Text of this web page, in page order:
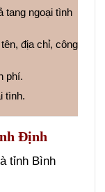
tang ngoại tình
địa chỉ, công
phí.
tình.
Định
tỉnh Bình